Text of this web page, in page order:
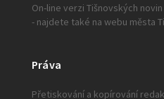
On-line verzi Tišnovských
- najdete také na webu města
Práva
Přetiskování a kopírování